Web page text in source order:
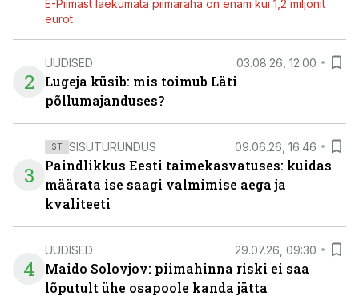
E-Piimast laekumata piimaraha on enam kui 1,2 miljonit
eurot
2
UUDISED 03.08.26, 12:00
Lugeja küsib: mis toimub Läti
põllumajanduses?
3
ST SISUTURUNDUS 09.06.26, 16:46
Paindlikkus Eesti taimekasvatuses: kuidas
määrata ise saagi valmimise aega ja
kvaliteeti
4
UUDISED 29.07.26, 09:30
Maido Solovjov: piimahinna riski ei saa
lõputult ühe osapoole kanda jätta